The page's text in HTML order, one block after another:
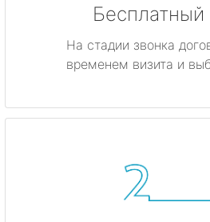
Бесплатный
На стадии звонка
временем визита и